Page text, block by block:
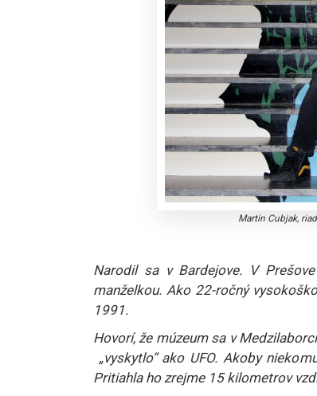
Martin Cubjak,
Narodil sa v Bardejove. V
manželkou. Ako 22-ročný
1991.
Hovorí, že múzeum sa v
„vyskytlo“ ako UFO. Akoby
Pritiahla ho zrejme 15 kilometrov